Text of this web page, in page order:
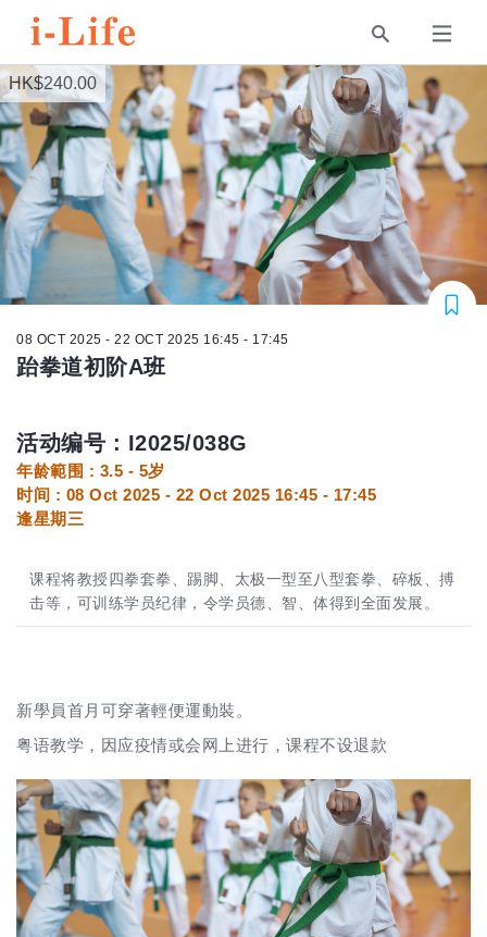
HK$240.00
08 OCT 2025 - 22 OCT 2025 16:45 - 17:45
跆拳道初阶A班
活动编号 : I2025/038G
年龄範围 : 3.5 - 5岁
时间 : 08 Oct 2025 - 22 Oct 2025 16:45 - 17:45
逢星期三
课程将教授四拳套拳、踢脚、太极一型至八型套拳、碎板、搏
击等，可训练学员纪律，令学员德、智、体得到全面发展。
新學員首月可穿著輕便運動裝。
粤语教学，因应疫情或会网上进行，课程不设退款